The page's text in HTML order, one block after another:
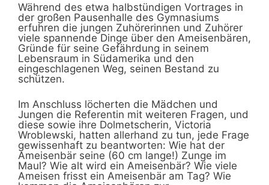
Während des etwa halbstündigen Vortrages in
der großen Pausenhalle des Gymnasiums
erfuhren die jungen Zuhörerinnen und Zuhörer
viele spannende Dinge über den Ameisenbären,
Gründe für seine Gefährdung in seinem
Lebensraum in Südamerika und den
eingeschlagenen Weg, seinen Bestand zu
schützen.
Im Anschluss löcherten die Mädchen und
Jungen die Referentin mit weiteren Fragen, und
diese sowie ihre Dolmetscherin, Victoria
Wroblewski, hatten allerhand zu tun, jede Frage
gewissenhaft zu beantworten: Wie hat der
Ameisenbär seine (60 cm lange!) Zunge im
Maul? Wie alt wird ein Ameisenbär? Wie viele
Ameisen frisst ein Ameisenbär am Tag? Wie